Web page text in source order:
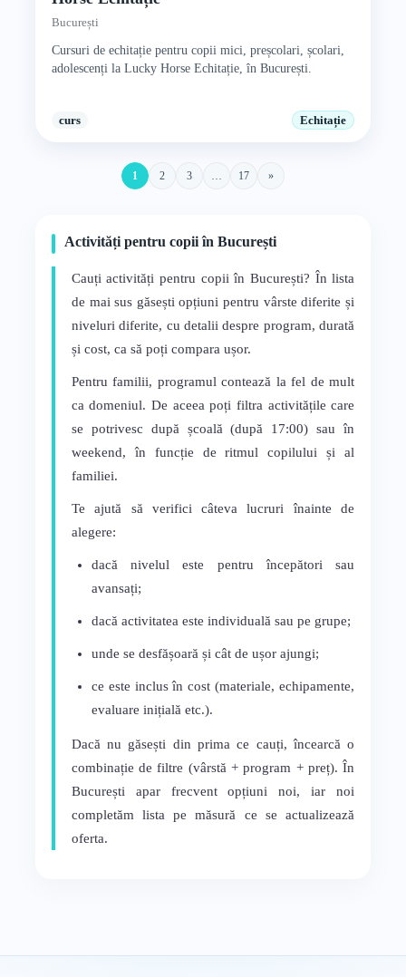
București
Cursuri de echitație pentru copii mici, preșcolari, școlari,
adolescenți la Lucky Horse Echitație, în București.
curs Echitație
1 2 3 … 17 »
Activități pentru copii în București
Cauți activități pentru copii în București? În lista
de mai sus găsești opțiuni pentru vârste diferite și
niveluri diferite, cu detalii despre program, durată
și cost, ca să poți compara ușor.
Pentru familii, programul contează la fel de mult
ca domeniul. De aceea poți filtra activitățile care
se potrivesc după școală (după 17:00) sau în
weekend, în funcție de ritmul copilului și al
familiei.
Te ajută să verifici câteva lucruri înainte de
alegere:
dacă nivelul este pentru începători sau
avansați;
dacă activitatea este individuală sau pe grupe;
unde se desfășoară și cât de ușor ajungi;
ce este inclus în cost (materiale, echipamente,
evaluare inițială etc.).
Dacă nu găsești din prima ce cauți, încearcă o
combinație de filtre (vârstă + program + preț). În
București apar frecvent opțiuni noi, iar noi
completăm lista pe măsură ce se actualizează
oferta.